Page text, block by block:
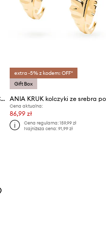
ANIA KRUK kolczyk do piercingu ROCK IT
extra -5% z kodem: OFF*
Gift Box
Cena aktualna:
86,99 zł
Cena regularna: 159,99 zł
Najniższa cena: 91,99 zł